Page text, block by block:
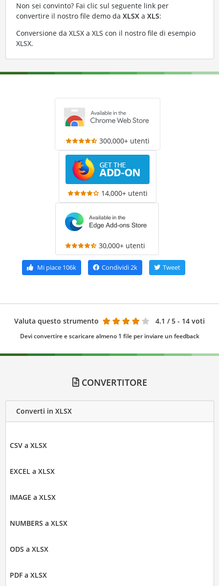
Non sei convinto? Fai clic sul seguente link per
convertire il nostro file demo da XLSXa XLS:
Conversione da XLSX a XLS con il nostro file di esempio
XLSX.
300,000+ utenti
14,000+ utenti
30,000+ utenti
Mi piace 106k Condividi 2k Tweet
Valuta questo strumento 4.1 / 5 - 14 voti
Devi convertire e scaricare almeno 1 file per inviare un feedback
CONVERTITORE
Converti in XLSX
CSV a XLSX
EXCEL a XLSX
IMAGE a XLSX
NUMBERS a XLSX
ODS a XLSX
PDF a XLSX